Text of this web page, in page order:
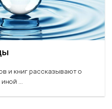
и книг рассказывают о
...